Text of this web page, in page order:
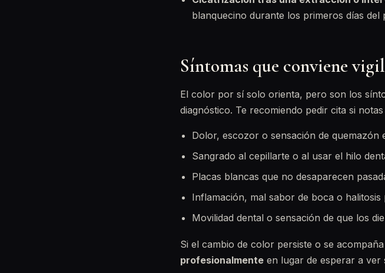
blanquecino durante los primeros días del
Síntomas que conviene
El color por sí solo orienta, pero son los
diagnóstico. Te recomiendo pedir cita si
Dolor, escozor o sensación de quemazón
Sangrado al cepillarte o al usar el hilo
Placas blancas que no desaparecen
Inflamación, mal sabor de boca o halitosis
Movilidad dental o sensación de que los
Si el cambio de color persiste o se
profesionalmente en lugar de esperar a ver